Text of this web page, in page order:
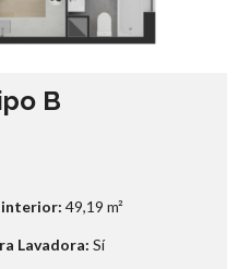
B
interior: 49,19 m²
Lavadora: Sí